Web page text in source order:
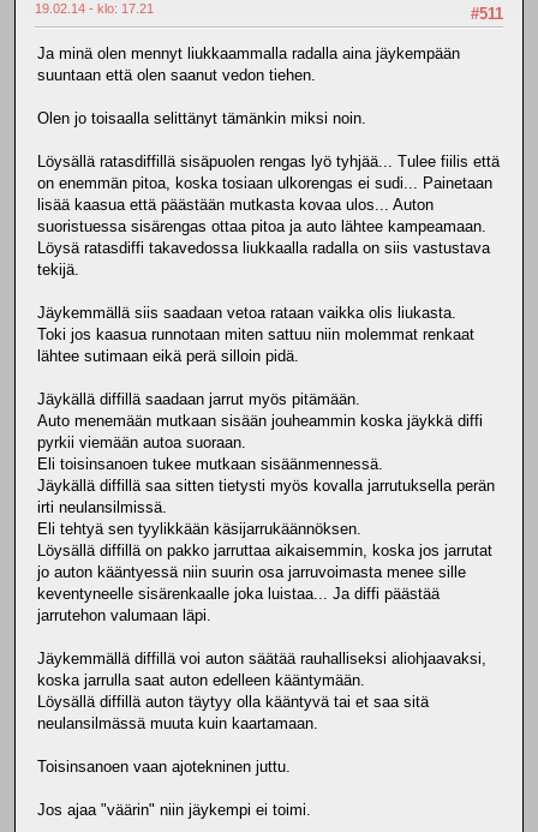
#511
19.02.14 - klo: 17.21
Ja minä olen mennyt liukkaammalla radalla aina jäykempään
suuntaan että olen saanut vedon tiehen.
Olen jo toisaalla selittänyt tämänkin miksi noin.
Löysällä ratasdiffillä sisäpuolen rengas lyö tyhjää... Tulee fiilis että
on enemmän pitoa, koska tosiaan ulkorengas ei sudi... Painetaan
lisää kaasua että päästään mutkasta kovaa ulos... Auton
suoristuessa sisärengas ottaa pitoa ja auto lähtee kampeamaan.
Löysä ratasdiffi takavedossa liukkaalla radalla on siis vastustava
tekijä.
Jäykemmällä siis saadaan vetoa rataan vaikka olis liukasta.
Toki jos kaasua runnotaan miten sattuu niin molemmat renkaat
lähtee sutimaan eikä perä silloin pidä.
Jäykällä diffillä saadaan jarrut myös pitämään.
Auto menemään mutkaan sisään jouheammin koska jäykkä diffi
pyrkii viemään autoa suoraan.
Eli toisinsanoen tukee mutkaan sisäänmennessä.
Jäykällä diffillä saa sitten tietysti myös kovalla jarrutuksella perän
irti neulansilmissä.
Eli tehtyä sen tyylikkään käsijarrukäännöksen.
Löysällä diffillä on pakko jarruttaa aikaisemmin, koska jos jarrutat
jo auton kääntyessä niin suurin osa jarruvoimasta menee sille
keventyneelle sisärenkaalle joka luistaa... Ja diffi päästää
jarrutehon valumaan läpi.
Jäykemmällä diffillä voi auton säätää rauhalliseksi aliohjaavaksi,
koska jarrulla saat auton edelleen kääntymään.
Löysällä diffillä auton täytyy olla kääntyvä tai et saa sitä
neulansilmässä muuta kuin kaartamaan.
Toisinsanoen vaan ajotekninen juttu.
Jos ajaa "väärin" niin jäykempi ei toimi.